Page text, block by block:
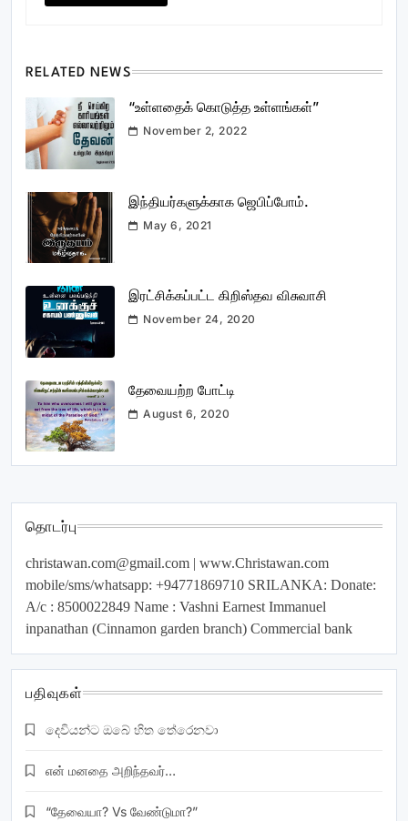
RELATED NEWS
“உள்ளதைக் கொடுத்த உள்ளங்கள்”
November 2, 2022
இந்தியர்களுக்காக ஜெபிப்போம்.
May 6, 2021
இரட்சிக்கப்பட்ட கிறிஸ்தவ விசுவாசி
November 24, 2020
தேவையற்ற போட்டி
August 6, 2020
தொடர்பு
christawan.com@gmail.com | www.Christawan.com
mobile/sms/whatsapp: +94771869710 SRILANKA: Donate:
A/c : 8500022849 Name : Vashni Earnest Immanuel
inpanathan (Cinnamon garden branch) Commercial bank
பதிவுகள்
දෙවියන්ට ඔබේ හිත තේරෙනවා
என் மனதை அறிந்தவர்…
“தேவையா? Vs வேண்டுமா?”